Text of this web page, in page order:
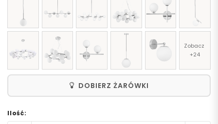
Zobacz
+24
DOBIERZ ŻARÓWKI
Ilość: